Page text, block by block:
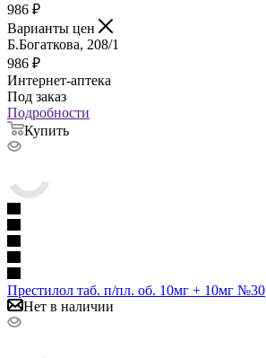
986 ₽
Варианты цен
Б.Богаткова, 208/1
986 ₽
Интернет-аптека
Под заказ
Подробности
Купить
Престилол таб. п/пл. об. 10мг + 10мг №30
Нет в наличии